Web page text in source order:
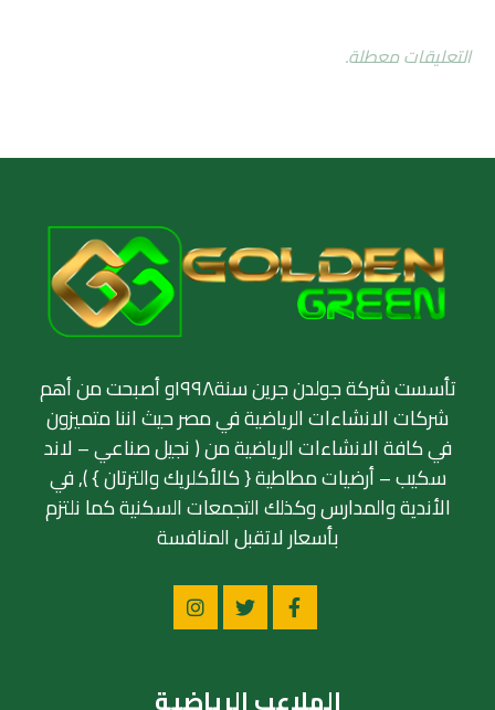
التعليقات معطلة.
تأسست شركة جولدن جرين سنة١٩٩٨و أصبحت من أهم
شركات الانشاءات الرياضية في مصر حيث اننا متميزون
في كافة الانشاءات الرياضية من ( نجيل صناعي – لاند
سكيب – أرضيات مطاطية { كالأكلريك والترتان } ), في
الأندية والمدارس وكذلك التجمعات السكنية كما نلتزم
بأسعار لاتقبل المنافسة